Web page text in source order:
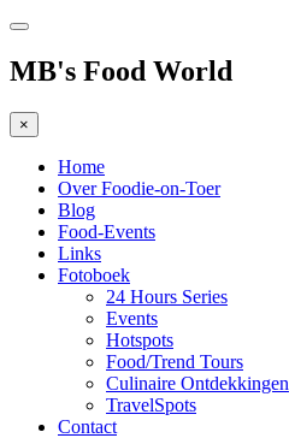
MB's Food World
×
Home
Over Foodie-on-Toer
Blog
Food-Events
Links
Fotoboek
24 Hours Series
Events
Hotspots
Food/Trend Tours
Culinaire Ontdekkingen
TravelSpots
Contact